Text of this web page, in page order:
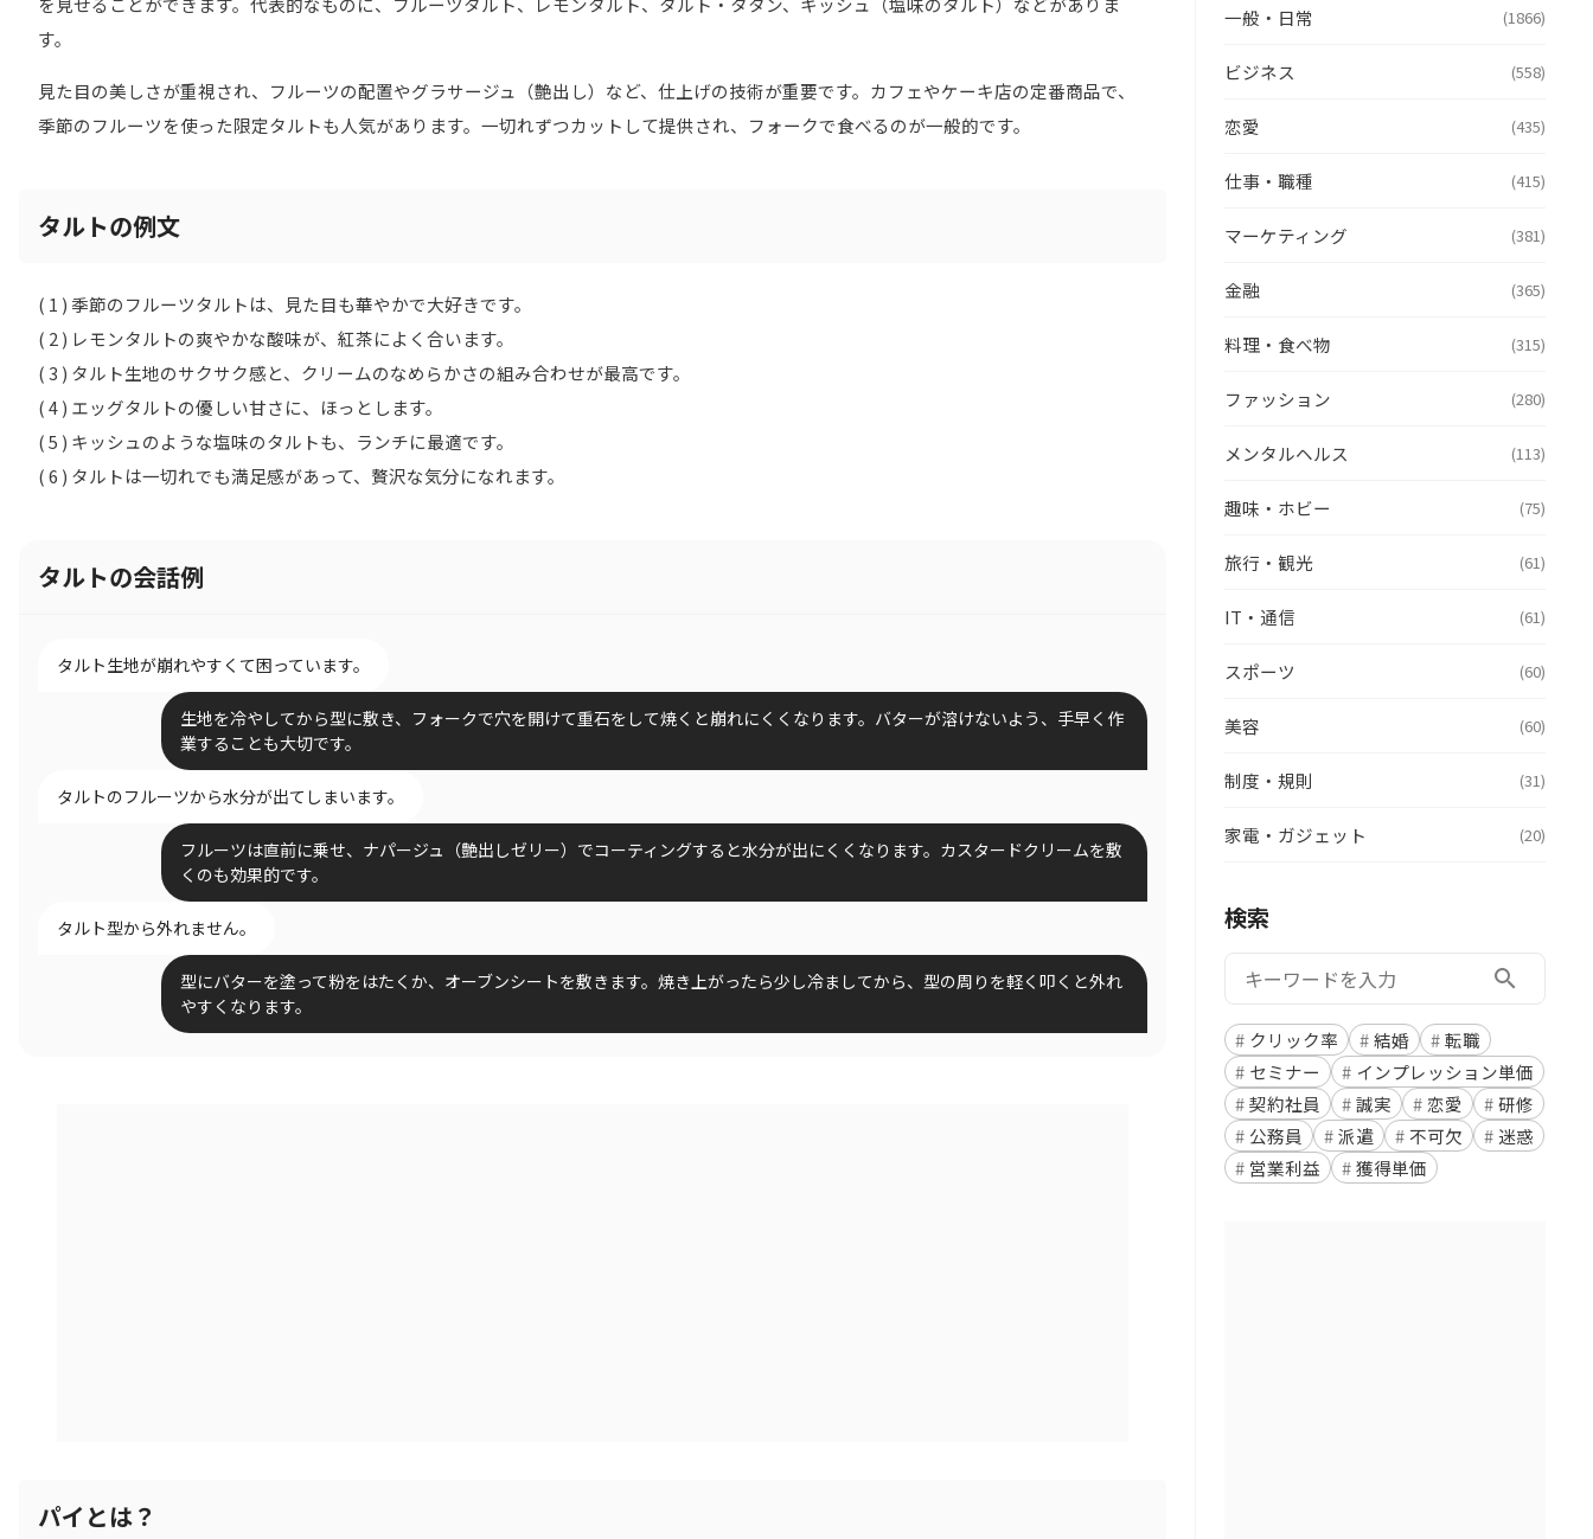
す。
見た目の美しさが重視され、フルーツの配置やグラサージュ（艶出し）など、仕上げの技術が重要です。カフェやケーキ店の定番商品で、
季節のフルーツを使った限定タルトも人気があります。一切れずつカットして提供され、フォークで食べるのが一般的です。
タルトの例文
( 1 ) 季節のフルーツタルトは、見た目も華やかで大好きです。
( 2 ) レモンタルトの爽やかな酸味が、紅茶によく合います。
( 3 ) タルト生地のサクサク感と、クリームのなめらかさの組み合わせが最高です。
( 4 ) エッグタルトの優しい甘さに、ほっとします。
( 5 ) キッシュのような塩味のタルトも、ランチに最適です。
( 6 ) タルトは一切れでも満足感があって、贅沢な気分になれます。
タルトの会話例
タルト生地が崩れやすくて困っています。
生地を冷やしてから型に敷き、フォークで穴を開けて重石をして焼くと崩れにくくなります。バターが溶けないよう、手早く作
業することも大切です。
タルトのフルーツから水分が出てしまいます。
フルーツは直前に乗せ、ナパージュ（艶出しゼリー）でコーティングすると水分が出にくくなります。カスタードクリームを敷
くのも効果的です。
タルト型から外れません。
型にバターを塗って粉をはたくか、オーブンシートを敷きます。焼き上がったら少し冷ましてから、型の周りを軽く叩くと外れ
やすくなります。
パイとは？
一般・日常 (1866)
ビジネス (558)
恋愛 (435)
仕事・職種 (415)
マーケティング (381)
金融 (365)
料理・食べ物 (315)
ファッション (280)
メンタルヘルス (113)
趣味・ホビー (75)
旅行・観光 (61)
IT・通信 (61)
スポーツ (60)
美容 (60)
制度・規則 (31)
家電・ガジェット (20)
検索
検索: search
クリック率 結婚
転職
セミナー
インプレッション単価
契約社員
誠実 恋愛
研修
公務員
派遣 不可欠
迷惑
営業利益
獲得単価